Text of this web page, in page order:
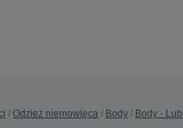
Odzież niemowlęca Body Body -